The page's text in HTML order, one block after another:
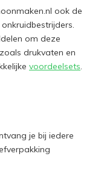
ook de
om deze
drukvaten en
voordeelsets.
je bij iedere